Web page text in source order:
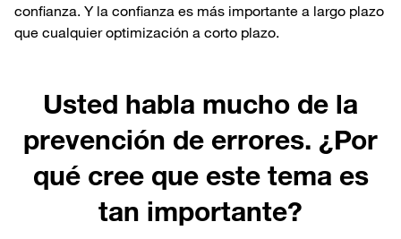
confianza. Y la confianza es más importante a largo plazo
que cualquier optimización a corto plazo.
Usted habla mucho de la
prevención de errores. ¿Por
qué cree que este tema es
tan importante?